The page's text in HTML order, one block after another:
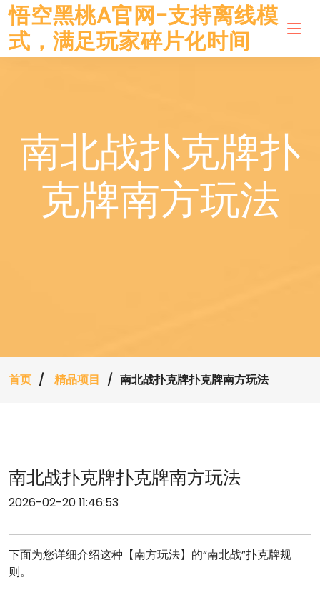
悟空黑桃A官网-支持离线模
式，满足玩家碎片化时间
南北战扑克牌扑
克牌南方玩法
首页 精品项目 南北战扑克牌扑克牌南方玩法
南北战扑克牌扑克牌南方玩法
2026-02-20 11:46:53
下面为您详细介绍这种【南方玩法】的“南北战”扑克牌规
则。